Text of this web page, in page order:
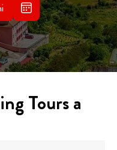
Tours a